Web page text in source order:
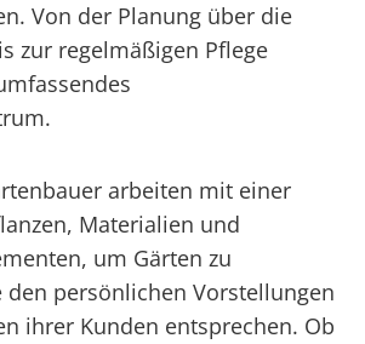
Von der Planung über die
zur regelmäßigen Pflege
arbeiten mit einer
Materialien und
um Gärten zu
den persönlichen Vorstellungen
ihrer Kunden entsprechen. Ob